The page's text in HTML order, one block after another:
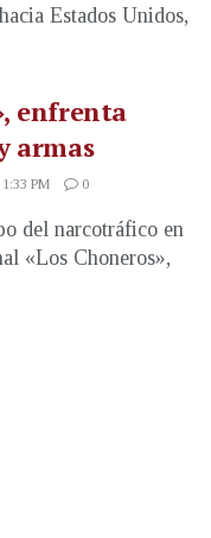
Estados Unidos,
enfrenta
armas
PM 0
del narcotráfico en
«Los Choneros»,